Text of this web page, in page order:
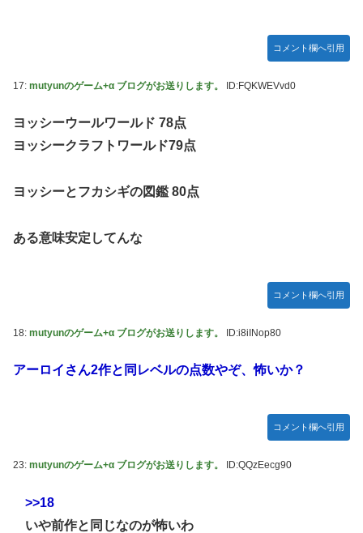
コメント欄へ引用
17: mutyunのゲーム+α ブログがお送りします。 ID:FQKWEVvd0
ヨッシーウールワールド 78点
ヨッシークラフトワールド79点
ヨッシーとフカシギの図鑑 80点
ある意味安定してんな
コメント欄へ引用
18: mutyunのゲーム+α ブログがお送りします。 ID:i8iINop80
アーロイさん2作と同レベルの点数やぞ、怖いか？
コメント欄へ引用
23: mutyunのゲーム+α ブログがお送りします。 ID:QQzEecg90
>>18
いや前作と同じなのが怖いわ